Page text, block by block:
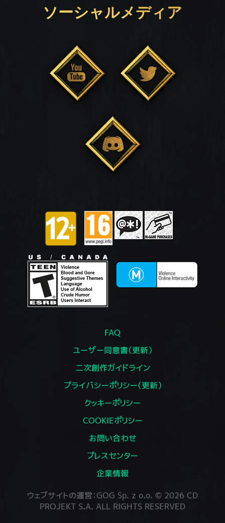
ソーシャルメディア
FAQ
ユーザー同意書（更新）
二次創作ガイドライン
プライバシーポリシー（更新）
クッキーポリシー
COOKIEポリシー
お問い合わせ
プレスセンター
企業情報
ウェブサイトの運営：GOG Sp. z o.o. © 2026 CD
PROJEKT S.A. ALL RIGHTS RESERVED